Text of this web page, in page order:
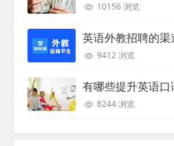
10156 浏览
英语外教招聘的渠
9412 浏览
有哪些提升英语口
8244 浏览